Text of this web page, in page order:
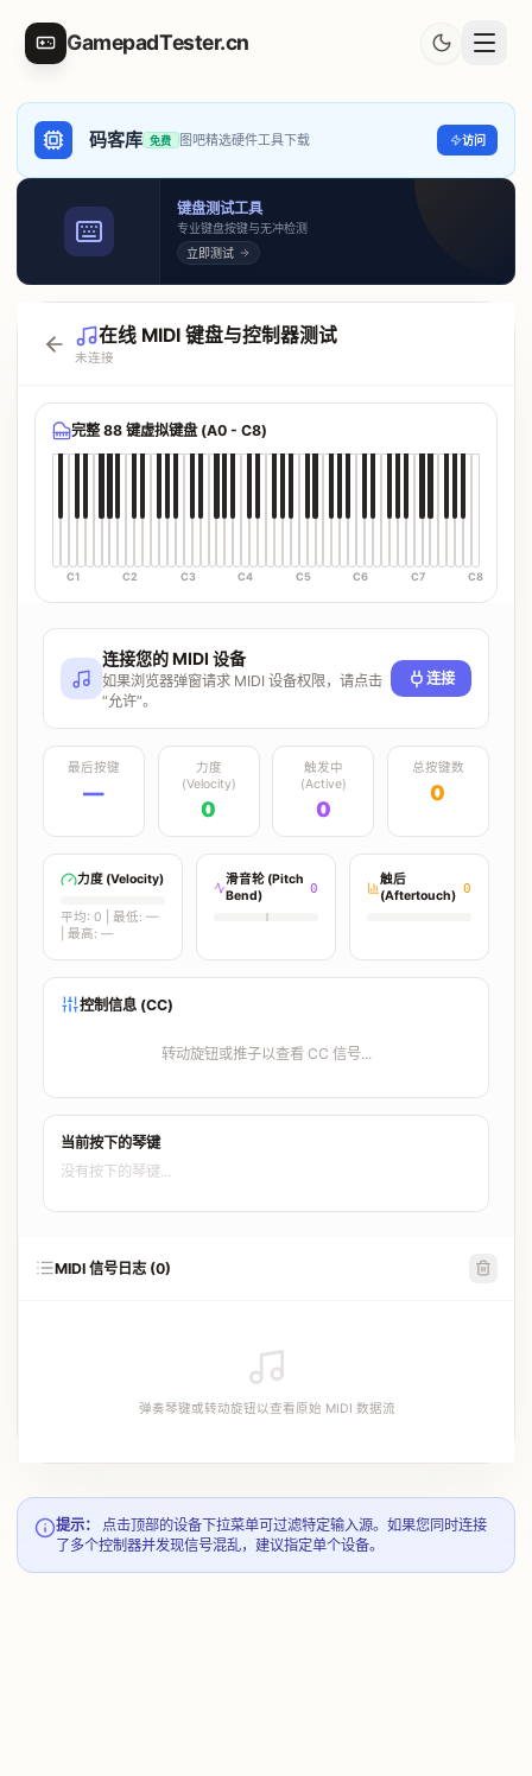
GamepadTester.cn
码客库 免费 图吧精选硬件工具下载 访问
键盘测试工具
专业键盘按键与无冲检测
立即测试
在线 MIDI 键盘与控制器测试
未连接
完整 88 键虚拟键盘 (A0 - C8)
C1 C2 C3 C4 C5 C6 C7 C8
连接您的 MIDI 设备
如果浏览器弹窗请求 MIDI 设备权限，请点击
“允许”。
连接
最后按键
—
力度
(Velocity)
0
触发中
(Active)
0
总按键数
0
力度 (Velocity)
平均: 0 | 最低: —
| 最高: —
滑音轮 (Pitch
Bend)
0
触后
(Aftertouch) 0
控制信息 (CC)
转动旋钮或推子以查看 CC 信号...
当前按下的琴键
没有按下的琴键...
MIDI 信号日志 (0)
弹奏琴键或转动旋钮以查看原始 MIDI 数据流
提示：
点击顶部的设备下拉菜单可过滤特定输入源。如果您同时连接
了多个控制器并发现信号混乱，建议指定单个设备。